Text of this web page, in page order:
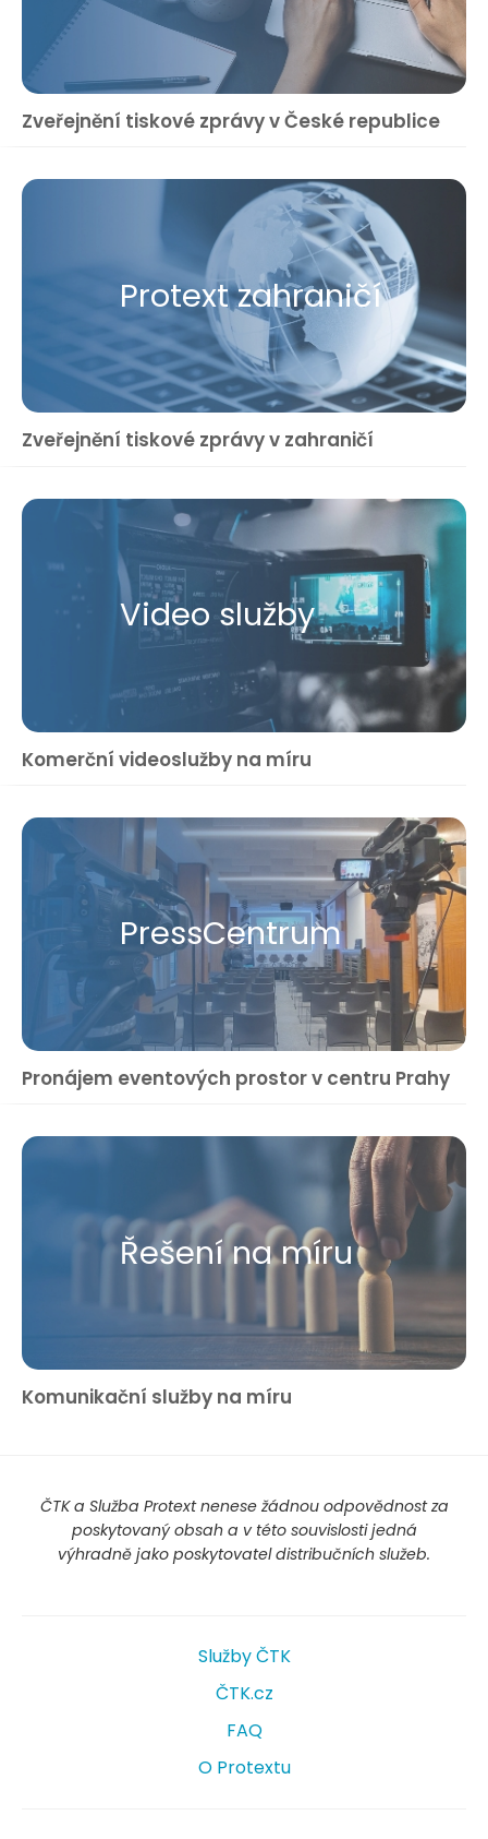
Zveřejnění tiskové zprávy v České republice
Protext zahraničí
Zveřejnění tiskové zprávy v zahraničí
Video služby
Komerční videoslužby na míru
Press​Centrum
Pronájem eventových prostor v centru Prahy
Řešení na míru
Komunikační služby na míru
ČTK a Služba Protext nenese žádnou odpovědnost za
poskytovaný obsah a v této souvislosti jedná
výhradně jako poskytovatel distribučních služeb.
Služby ČTK
ČTK.cz
FAQ
O Protextu